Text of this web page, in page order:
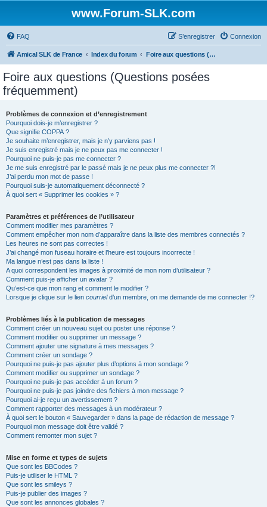
www.Forum-SLK.com
FAQ Connexion
S’enregistrer
Amical SLK de France Index du forum Foire aux questions (Questions posées fréquemment)
Foire aux questions (Questions posées
fréquemment)
Problèmes de connexion et d’enregistrement
Pourquoi dois-je m’enregistrer ?
Que signifie COPPA ?
Je souhaite m’enregistrer, mais je n’y parviens pas !
Je suis enregistré mais je ne peux pas me connecter !
Pourquoi ne puis-je pas me connecter ?
Je me suis enregistré par le passé mais je ne peux plus me connecter ?!
J’ai perdu mon mot de passe !
Pourquoi suis-je automatiquement déconnecté ?
À quoi sert « Supprimer les cookies » ?
Paramètres et préférences de l’utilisateur
Comment modifier mes paramètres ?
Comment empêcher mon nom d’apparaître dans la liste des membres connectés ?
Les heures ne sont pas correctes !
J’ai changé mon fuseau horaire et l’heure est toujours incorrecte !
Ma langue n’est pas dans la liste !
A quoi correspondent les images à proximité de mon nom d’utilisateur ?
Comment puis-je afficher un avatar ?
Qu’est-ce que mon rang et comment le modifier ?
Lorsque je clique sur le lien courrield’un membre, on me demande de me connecter !?
Problèmes liés à la publication de messages
Comment créer un nouveau sujet ou poster une réponse ?
Comment modifier ou supprimer un message ?
Comment ajouter une signature à mes messages ?
Comment créer un sondage ?
Pourquoi ne puis-je pas ajouter plus d’options à mon sondage ?
Comment modifier ou supprimer un sondage ?
Pourquoi ne puis-je pas accéder à un forum ?
Pourquoi ne puis-je pas joindre des fichiers à mon message ?
Pourquoi ai-je reçu un avertissement ?
Comment rapporter des messages à un modérateur ?
À quoi sert le bouton « Sauvegarder » dans la page de rédaction de message ?
Pourquoi mon message doit être validé ?
Comment remonter mon sujet ?
Mise en forme et types de sujets
Que sont les BBCodes ?
Puis-je utiliser le HTML ?
Que sont les smileys ?
Puis-je publier des images ?
Que sont les annonces globales ?